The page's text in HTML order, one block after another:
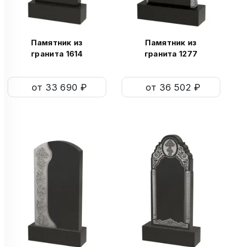
Памятник из
гранита 1614
от 33 690 ₽
Памятник из
гранита 1277
от 36 502 ₽